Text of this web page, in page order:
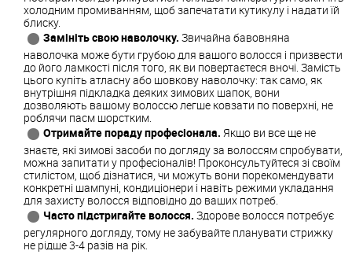
холодним промиванням, щоб запечатати кутикулу і надати їй
блиску.
Замініть свою наволочку. Звичайна бавовняна
наволочка може бути грубою для вашого волосся і призвести
до його ламкості після того, як ви повертаєтеся вночі. Замість
цього купіть атласну або шовкову наволочку: так само, як
внутрішня підкладка деяких зимових шапок, вони
дозволяють вашому волоссю легше ковзати по поверхні, не
роблячи пасм шорстким.
Отримайте пораду професіонала. Якщо ви все ще не
знаєте, які зимові засоби по догляду за волоссям спробувати,
можна запитати у професіоналів! Проконсультуйтеся зі своїм
стилістом, щоб дізнатися, чи можуть вони порекомендувати
конкретні шампуні, кондиціонери і навіть режими укладання
для захисту волосся відповідно до ваших потреб.
Часто підстригайте волосся. Здорове волосся потребує
регулярного догляду, тому не забувайте планувати стрижку
не рідше 3-4 разів на рік.